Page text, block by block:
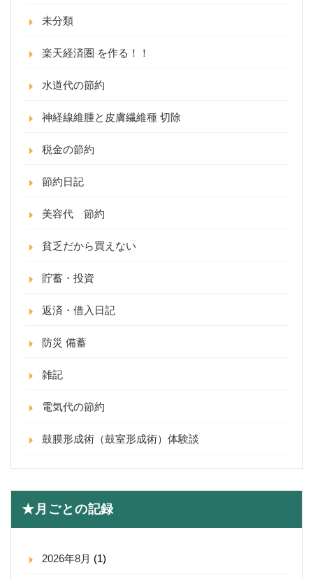
未分類
楽天経済圏 を作る！！
水道代の節約
神経線維腫と皮膚繊維種 切除
税金の節約
節約日記
美容代 節約
貧乏だから買えない
貯蓄・投資
返済・借入日記
防災 備蓄
雑記
電気代の節約
鼓膜形成術（鼓室形成術）体験談
★月ごとの記録
2026年8月 (1)